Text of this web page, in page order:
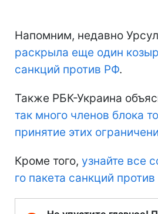
Напомним, недавно
раскрыла еще один
санкций против РФ.
Также РБК-Украина
так много членов блока
принятие этих
Кроме того, узнайте все
го пакета санкций